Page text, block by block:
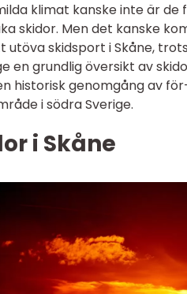
klimat kanske inte är
skidor. Men det kanske
utöva skidsport i Skåne,
en grundlig översikt av
historisk genomgång av
i södra Sverige.
i Skåne